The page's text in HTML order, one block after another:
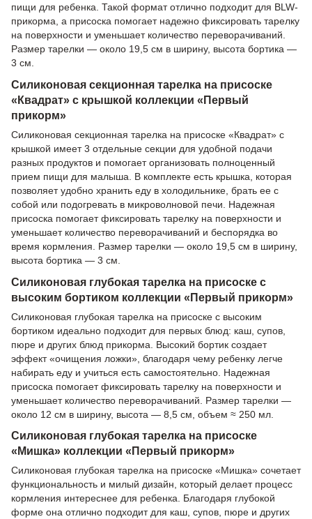
пищи для ребенка. Такой формат отлично подходит для BLW-
прикорма, а присоска помогает надежно фиксировать тарелку
на поверхности и уменьшает количество переворачиваний.
Размер тарелки — около 19,5 см в ширину, высота бортика —
3 см.
Силиконовая секционная тарелка на присоске
«Квадрат» с крышкой коллекции «Первый
прикорм»
Силиконовая секционная тарелка на присоске «Квадрат» с
крышкой имеет 3 отдельные секции для удобной подачи
разных продуктов и помогает организовать полноценный
прием пищи для малыша. В комплекте есть крышка, которая
позволяет удобно хранить еду в холодильнике, брать ее с
собой или подогревать в микроволновой печи. Надежная
присоска помогает фиксировать тарелку на поверхности и
уменьшает количество переворачиваний и беспорядка во
время кормления. Размер тарелки — около 19,5 см в ширину,
высота бортика — 3 см.
Силиконовая глубокая тарелка на присоске с
высоким бортиком коллекции «Первый прикорм»
Силиконовая глубокая тарелка на присоске с высоким
бортиком идеально подходит для первых блюд: каш, супов,
пюре и других блюд прикорма. Высокий бортик создает
эффект «очищения ложки», благодаря чему ребенку легче
набирать еду и учиться есть самостоятельно. Надежная
присоска помогает фиксировать тарелку на поверхности и
уменьшает количество переворачиваний. Размер тарелки —
около 12 см в ширину, высота — 8,5 см, объем ≈ 250 мл.
Силиконовая глубокая тарелка на присоске
«Мишка» коллекции «Первый прикорм»
Силиконовая глубокая тарелка на присоске «Мишка» сочетает
функциональность и милый дизайн, который делает процесс
кормления интереснее для ребенка. Благодаря глубокой
форме она отлично подходит для каш, супов, пюре и других